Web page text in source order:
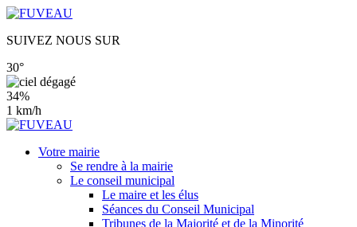
SUIVEZ NOUS SUR
30°
34%
1 km/h
Votre mairie
Se rendre à la mairie
Le conseil municipal
Le maire et les élus
Séances du Conseil Municipal
Tribunes de la Majorité et de la Minorité